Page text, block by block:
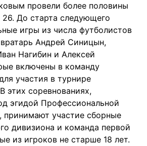
провели более половины
До старта следующего
игры из числа футболистов
Андрей Синицын,
Нагибин и Алексей
включены в команду
участия в турнире
этих соревнованиях,
эгидой Профессиональной
принимают участие сборные
дивизиона и команда первой
из игроков не старше 18 лет.